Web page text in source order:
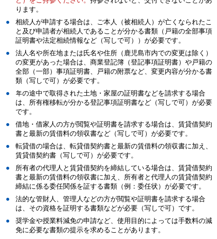
ります。
相続人が申請する場合は、ご本人（被相続人）が亡くなられたこ
と及び申請者が相続人であることが分かる書類（戸籍の全部事項
証明書や法定相続情報など（写しで可））が必要です。
法人名や所在地または氏名や住所（鹿児島市内での変更は除く）
の変更があった場合は、商業登記簿（登記事項証明書）や戸籍の
全部（一部）事項証明書、戸籍の附票など、変更内容が分かる書
類（写しで可）が必要です。
年の途中で取得された土地・家屋の証明書などを請求する場合
は、所有権移転が分かる登記事項証明書など（写しで可）が必要
です。
借地・借家人の方が閲覧や証明書を請求する場合は、賃貸借契約
書と最新の賃借料の領収書など（写しで可）が必要です。
転貸借の場合は、転貸借契約書と最新の賃借料の領収書に加え、
賃貸借契約書（写しで可）が必要です。
所有者の代理人と賃貸借契約を締結している場合は、賃貸借契約
書と最新の賃借料の領収書に加え、所有者と代理人の賃貸借契約
締結に係る委任関係を証する書類（例：委任状）が必要です。
法的な管財人、管理人などの方が閲覧や証明書を請求する場合
は、その資格を証明する書類などが必要（写しで可）です。
奨学金や授業料減免の申請など、使用目的によっては手数料の減
免に必要な書類の提示を求めることがあります。